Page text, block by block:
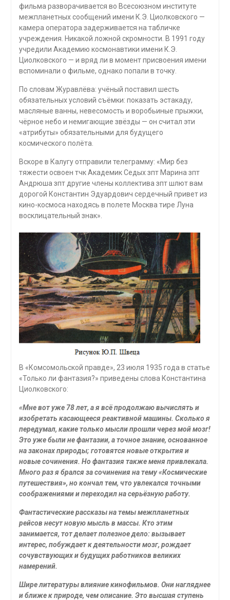
фильма разворачивается во Всесоюзном институте
межпланетных сообщений имени К.Э. Циолковского —
камера оператора задерживается на табличке
учреждения. Никакой ложной скромности. В 1991 году
учредили Академию космонавтики имени К.Э.
Циолковского — и вряд ли в момент присвоения имени
вспоминали о фильме, однако попали в точку.
По словам Журавлёва: учёный поставил шесть
обязательных условий съёмки: показать эстакаду,
масляные ванны, невесомость и воробьиные прыжки,
чёрное небо и немигающие звёзды — он считал эти
«атрибуты» обязательными для будущего
космического полёта.
Вскоре в Калугу отправили телеграмму: «Мир без
тяжести освоен тчк Академик Седых зпт Марина зпт
Андрюша зпт другие члены коллектива зпт шлют вам
дорогой Константин Эдуардович сердечный привет из
кино-космоса находясь в полете Москва тире Луна
восклицательный знак».
В «Комсомольской правде», 23 июля 1935 года в статье
«Только ли фантазия?» приведены слова Константина
Циолковского:
«Мне вот уже 78 лет, а я всё продолжаю вычислять и
изобретать касающееся реактивной машины. Сколько я
передумал, какие только мысли прошли через мой мозг!
Это уже были не фантазии, а точное знание, основанное
на законах природы; готовятся новые открытия и
новые сочинения. Но фантазия также меня привлекала.
Много раз я брался за сочинения на тему «Космические
путешествия», но кончал тем, что увлекался точными
соображениями и переходил на серьёзную работу.
Фантастические рассказы на темы межпланетных
рейсов несут новую мысль в массы. Кто этим
занимается, тот делает полезное дело: вызывает
интерес, побуждает к деятельности мозг, рождает
сочувствующих и будущих работников великих
намерений.
Шире литературы влияние кинофильмов. Они нагляднее
и ближе к природе, чем описание. Это высшая ступень